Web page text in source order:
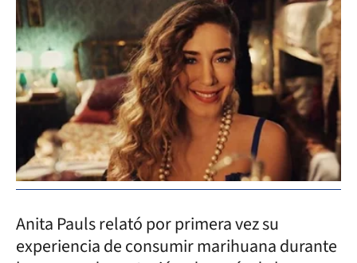
Anita Pauls relató por primera vez su
experiencia de consumir marihuana durante